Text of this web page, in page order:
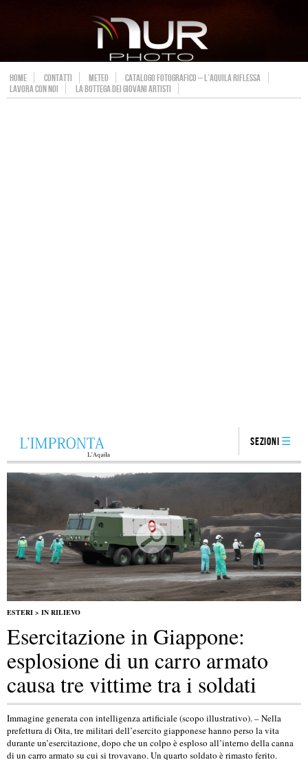
HOME CONTATTI METEO
CATALOGO FOTOGRAFICO – L’AQUILA RIFLESSA
LAVORA CON NOI
LA BOTTEGA DEI GIOVANI ARTISTI
Sezioni
ESTERI > IN RILIEVO
Esercitazione in Giappone:
esplosione di un carro armato
causa tre vittime tra i soldati
Immagine generata con intelligenza artificiale (scopo illustrativo). – Nella
prefettura di Oita, tre militari dell’esercito giapponese hanno perso la vita
durante un’esercitazione, dopo che un colpo è esploso all’interno della canna
di un carro armato su cui si trovavano. Un quarto soldato è rimasto ferito.